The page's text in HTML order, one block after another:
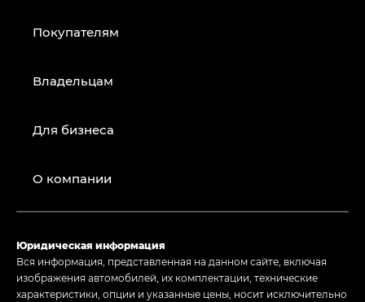
Покупателям
Владельцам
Для бизнеса
О компании
Юридическая информация
Вся информация, представленная на данном сайте, включая
изображения автомобилей, их комплектации, технические
характеристики, опции и указанные цены, носит исключительно